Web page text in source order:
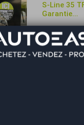
S-Line 35
Garantie...
Année
2025
Montpellier -
35 TFSI /